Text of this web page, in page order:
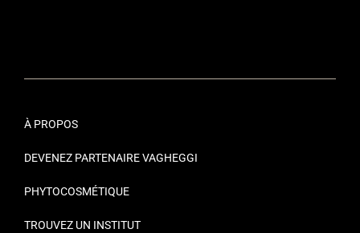
À PROPOS
DEVENEZ PARTENAIRE VAGHEGGI
PHYTOCOSMÉTIQUE
TROUVEZ UN INSTITUT